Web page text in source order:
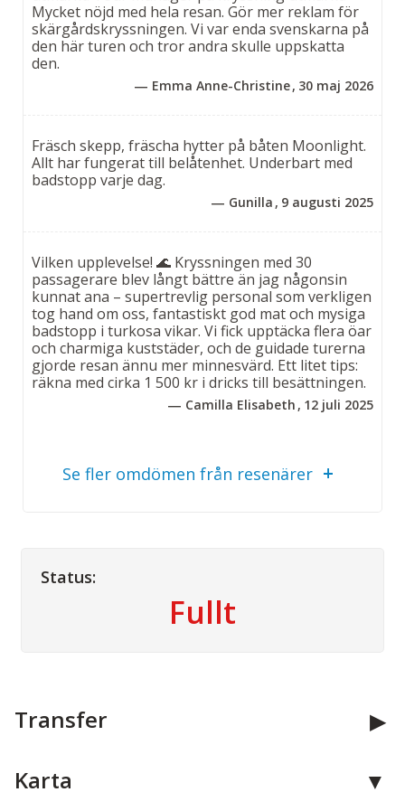
Vid slutet av varje dag lägger vi till vid en ny ort och
passar självklart på att utforska omgivningarna
och restauranglivet. Samtidigt finns den ständigt
närvarande storheten i det lilla: ett spegelblankt
mellan himmel och hav försvinner vardagen över
relingen och lugnet sjunker in. Ovan däck finns
gott om utrymme för att slappna av under
Medelhavets sol på något av soldäcken eller
En kryssning i Kroatiens skärgård är ett perfekt
sätt att ladda batterierna för alla som vill prova på,
eller redan förälskat sig i båtlivets härliga atmosfär
och samtidigt vill uppleva så mycket av Kroatien
som möjligt.
Välkommen ombord!
Mycket nöjd med hela resan. Gör mer reklam för
skärgårdskryssningen. Vi var enda svenskarna på
den här turen och tror andra skulle uppskatta
den.
Emma Anne-Christine 30 maj 2026
Fräsch skepp, fräscha hytter på båten Moonlight.
Allt har fungerat till belåtenhet. Underbart med
badstopp varje dag.
Gunilla 9 augusti 2025
Vilken upplevelse! 🌊 Kryssningen med 30
passagerare blev långt bättre än jag någonsin
kunnat ana – supertrevlig personal som verkligen
tog hand om oss, fantastiskt god mat och mysiga
badstopp i turkosa vikar. Vi fick upptäcka flera öar
och charmiga kuststäder, och de guidade turerna
gjorde resan ännu mer minnesvärd. Ett litet tips:
räkna med cirka 1 500 kr i dricks till besättningen.
Camilla Elisabeth 12 juli 2025
Se fler omdömen från resenärer
Status:
Fullt
Transfer
Karta